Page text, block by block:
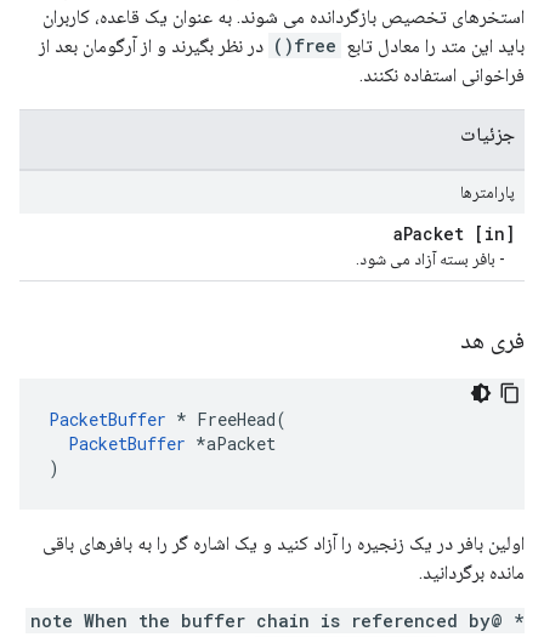
استخرهای تخصیص بازگردانده می شوند. به عنوان یک قاعده، کاربران
باید این متد را معادل تابع free()
در نظر بگیرند و از آرگومان بعد از
فراخوانی استفاده نکنند.
جزئیات
پارامترها
[in] a
Packet
- بافر بسته آزاد می شود.
فری هد
PacketBuffer * FreeHead(
PacketBuffer *aPacket
)
اولین بافر در یک زنجیره را آزاد کنید و یک اشاره گر را به بافرهای باقی
مانده برگردانید.
* @note When the buffer chain is referenced by